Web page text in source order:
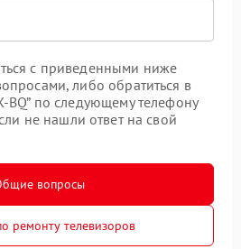
с приведенными ниже
либо обратиться в
BQ” по следующему телефону
не нашли ответ на свой
вопросы
ремонту телевизоров